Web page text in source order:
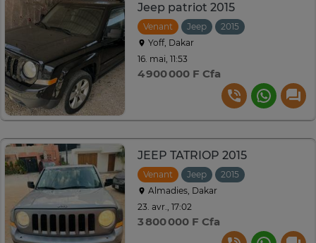
Jeep patriot 2015
Venant Jeep 2015
Yoff, Dakar
16. mai, 11:53
4 900 000 F Cfa
JEEP TATRIOP 2015
Venant Jeep 2015
Almadies, Dakar
23. avr., 17:02
3 800 000 F Cfa